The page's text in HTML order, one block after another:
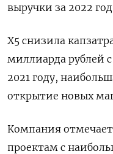
выручки за 2022
Х5 снизила
миллиарда рублей
2021 году,
открытие новых
Компания
проектам с